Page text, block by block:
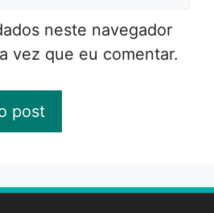
neste navegador
vez que eu comentar.